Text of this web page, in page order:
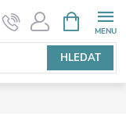
HLEDAT
NÁKUPNÍ
KOŠÍK